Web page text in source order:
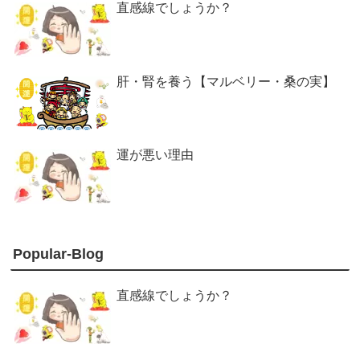
直感線でしょうか？
肝・腎を養う【マルベリー・桑の実】
運が悪い理由
Popular-Blog
直感線でしょうか？